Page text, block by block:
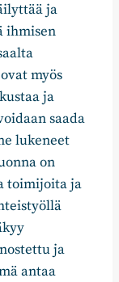
ja
ihmisen
myös
ja
saada
lukeneet
on
toimijoita ja
ja
antaa